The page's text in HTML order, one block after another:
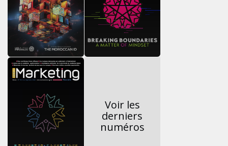
Voir les
derniers
numéros